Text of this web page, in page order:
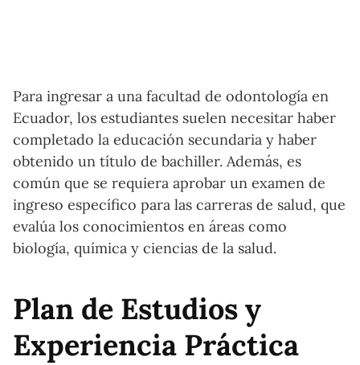
Para ingresar a una facultad de odontología en
Ecuador, los estudiantes suelen necesitar haber
completado la educación secundaria y haber
obtenido un título de bachiller. Además, es
común que se requiera aprobar un examen de
ingreso específico para las carreras de salud, que
evalúa los conocimientos en áreas como
biología, química y ciencias de la salud.
Plan de Estudios y
Experiencia Práctica